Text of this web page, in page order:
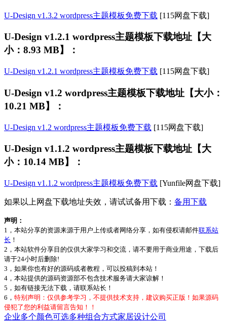
U-Design v1.3.2 wordpress主题模板免费下载 [115网盘下载]
U-Design v1.2.1 wordpress主题模板下载地址【大
小：8.93 MB】：
U-Design v1.2.1 wordpress主题模板免费下载 [115网盘下载]
U-Design v1.2 wordpress主题模板下载地址【大小：
10.21 MB】：
U-Design v1.2 wordpress主题模板免费下载 [115网盘下载]
U-Design v1.1.2 wordpress主题模板下载地址【大
小：10.14 MB】：
U-Design v1.1.2 wordpress主题模板免费下载 [Yunfile网盘下载]
如果以上网盘下载地址失效，请试试备用下载： 备用下载
声明：
1，本站分享的资源来源于用户上传或者网络分享，如有侵权请邮件联系站
长 ！
2，本站软件分享目的仅供大家学习和交流，请不要用于商业用途，下载后
请于24小时后删除!
3，如果你也有好的源码或者教程，可以投稿到本站！
4，本站提供的源码资源部不包含技术服务请大家谅解！
5，如有链接无法下载，请联系站长！
6， 特别声明：仅供参考学习，不提供技术支持，建议购买正版！如果源码
侵犯了您的利益请留言告知！！
企业多个颜色可选多种组合方式家居设计公司